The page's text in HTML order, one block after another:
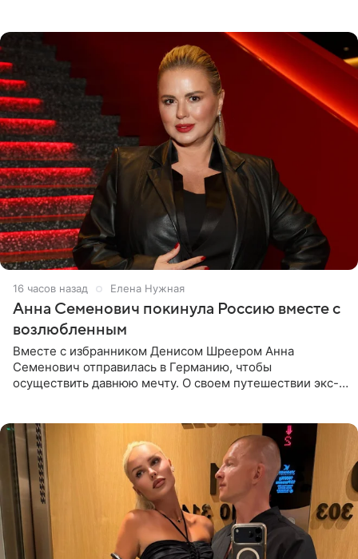
16 часов назад Елена Нужная
Анна Семенович покинула Россию вместе с
возлюбленным
Вместе с избранником Денисом Шреером Анна
Семенович отправилась в Германию, чтобы
осуществить давнюю мечту. О своем путешествии экс-